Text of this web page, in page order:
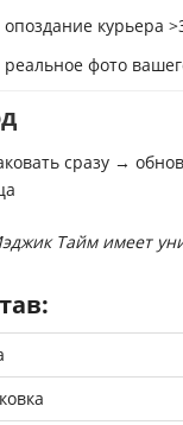
опоздание курьера
реальное фото
сразу →
Тайм имеет